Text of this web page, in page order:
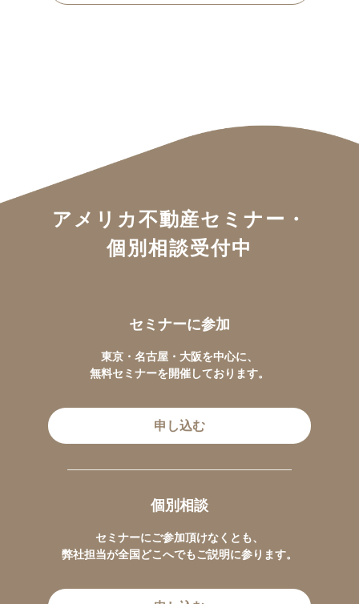
アメリカ不動産セミナー・
個別相談受付中
セミナーに参加
東京・名古屋・大阪を中心に、
無料セミナーを開催しております。
申し込む
個別相談
セミナーにご参加頂けなくとも、
弊社担当が全国どこへでもご説明に参ります。